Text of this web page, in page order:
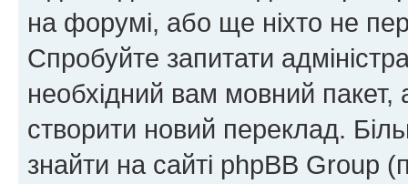
на форумі, або ще ніхто не
Спробуйте запитати
необхідний вам мовний
створити новий переклад.
знайти на сайті phpBB Group